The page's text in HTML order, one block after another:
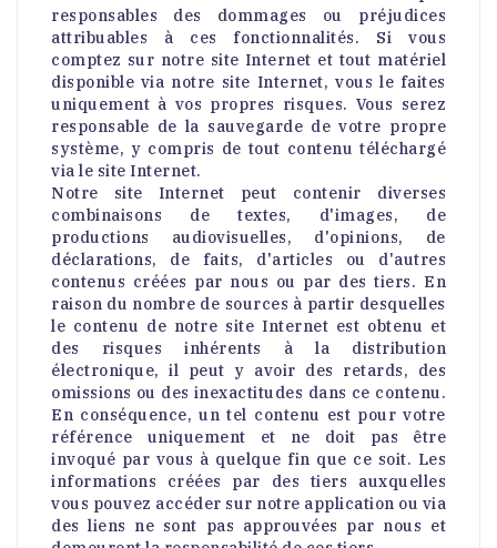
responsables des dommages ou préjudices
attribuables à ces fonctionnalités. Si vous
comptez sur notre site Internet et tout matériel
disponible via notre site Internet, vous le faites
uniquement à vos propres risques. Vous serez
responsable de la sauvegarde de votre propre
système, y compris de tout contenu téléchargé
via le site Internet.
Notre site Internet peut contenir diverses
combinaisons de textes, d'images, de
productions audiovisuelles, d'opinions, de
déclarations, de faits, d'articles ou d'autres
contenus créées par nous ou par des tiers. En
raison du nombre de sources à partir desquelles
le contenu de notre site Internet est obtenu et
des risques inhérents à la distribution
électronique, il peut y avoir des retards, des
omissions ou des inexactitudes dans ce contenu.
En conséquence, un tel contenu est pour votre
référence uniquement et ne doit pas être
invoqué par vous à quelque fin que ce soit. Les
informations créées par des tiers auxquelles
vous pouvez accéder sur notre application ou via
des liens ne sont pas approuvées par nous et